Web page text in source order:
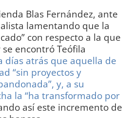
Blas Fernández, ante
lamentando que la
con respecto a la que
se encontró Teófila
días atrás que aquella de
“sin proyectos y
y, a su
la “ha transformado por
así este incremento de